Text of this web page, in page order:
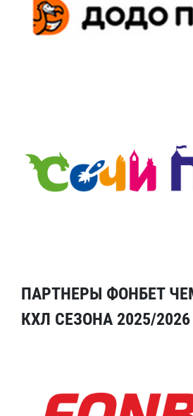
ПАРТНЕРЫ ФОНБЕТ
КХЛ СЕЗОНА 2025/2026